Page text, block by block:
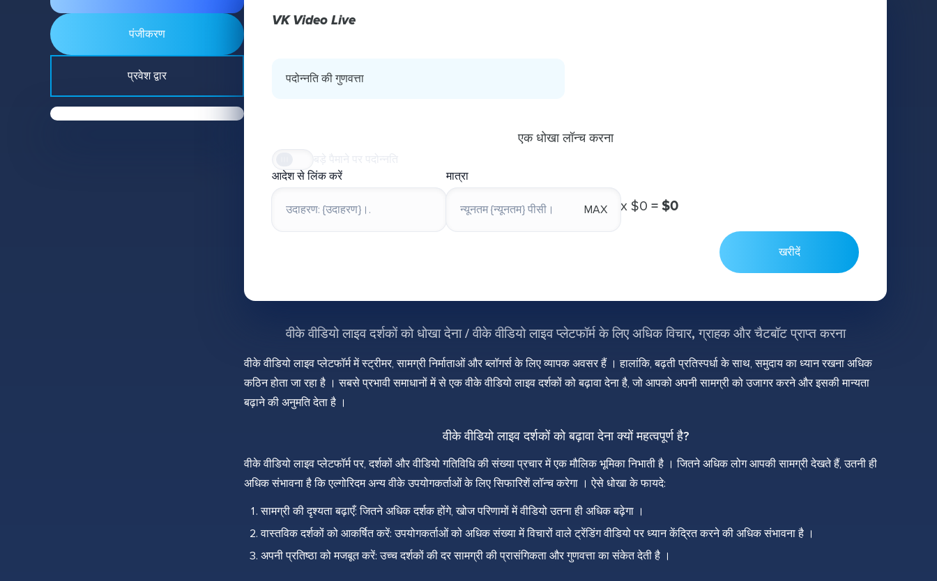
पंजीकरण
प्रवेश द्वार
VK Video Live
पदोन्नति की गुणवत्ता
एक धोखा लॉन्च करना
आदेश से लिंक करें
मात्रा
MAX х $0 = $0
खरीदें
वीके वीडियो लाइव दर्शकों को धोखा देना / वीके वीडियो लाइव प्लेटफॉर्म के लिए अधिक विचार, ग्राहक और चैटबॉट प्राप्त करना
वीके वीडियो लाइव प्लेटफॉर्म में स्ट्रीमर, सामग्री निर्माताओं और ब्लॉगर्स के लिए व्यापक अवसर हैं । हालांकि, बढ़ती प्रतिस्पर्धा के साथ, समुदाय का ध्यान रखना अधिक
कठिन होता जा रहा है । सबसे प्रभावी समाधानों में से एक वीके वीडियो लाइव दर्शकों को बढ़ावा देना है, जो आपको अपनी सामग्री को उजागर करने और इसकी मान्यता
बढ़ाने की अनुमति देता है ।
वीके वीडियो लाइव दर्शकों को बढ़ावा देना क्यों महत्वपूर्ण है?
वीके वीडियो लाइव प्लेटफॉर्म पर, दर्शकों और वीडियो गतिविधि की संख्या प्रचार में एक मौलिक भूमिका निभाती है । जितने अधिक लोग आपकी सामग्री देखते हैं, उतनी ही
अधिक संभावना है कि एल्गोरिदम अन्य वीके उपयोगकर्ताओं के लिए सिफारिशें लॉन्च करेगा । ऐसे धोखा के फायदे:
सामग्री की दृश्यता बढ़ाएँ: जितने अधिक दर्शक होंगे, खोज परिणामों में वीडियो उतना ही अधिक बढ़ेगा ।
वास्तविक दर्शकों को आकर्षित करें: उपयोगकर्ताओं को अधिक संख्या में विचारों वाले ट्रेंडिंग वीडियो पर ध्यान केंद्रित करने की अधिक संभावना है ।
अपनी प्रतिष्ठा को मजबूत करें: उच्च दर्शकों की दर सामग्री की प्रासंगिकता और गुणवत्ता का संकेत देती है ।